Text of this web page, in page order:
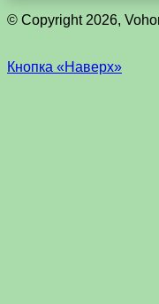
© Copyright 2026,
Кнопка «Наверх»